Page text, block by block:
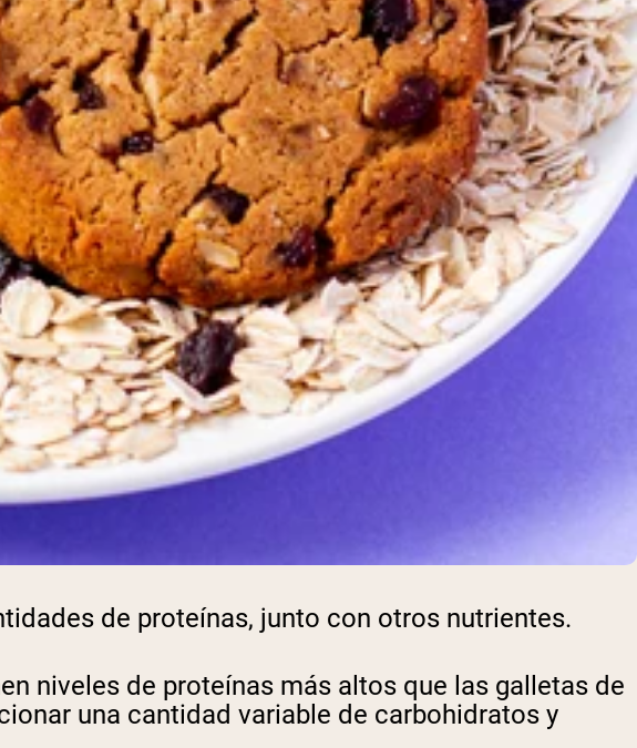
de proteínas, junto con otros nutrientes.
niveles de proteínas más altos que las galletas de
una cantidad variable de carbohidratos y